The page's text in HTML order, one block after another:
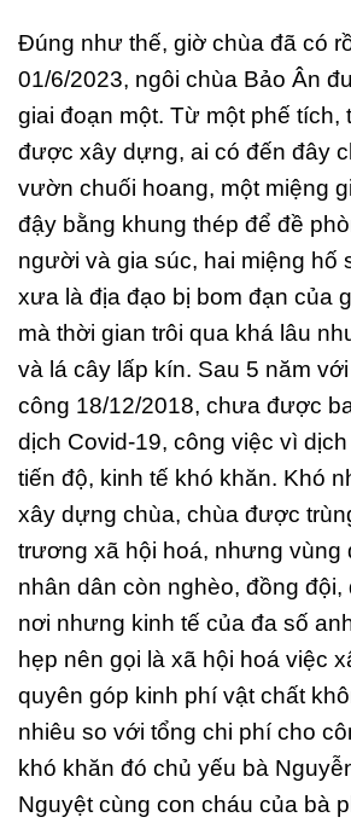
Đúng như thế, giờ chùa đã có
01/6/2023, ngôi chùa Bảo Ân
giai đoạn một. Từ một phế tích,
được xây dựng, ai có đến đây
vườn chuối hoang, một miệng
đậy bằng khung thép để đề
người và gia súc, hai miệng hố
xưa là địa đạo bị bom đạn của
mà thời gian trôi qua khá lâu
và lá cây lấp kín. Sau 5 năm
công 18/12/2018, chưa được
dịch Covid-19, công việc vì
tiến độ, kinh tế khó khăn. Khó
xây dựng chùa, chùa được
trương xã hội hoá, nhưng vùng
nhân dân còn nghèo, đồng
nơi nhưng kinh tế của đa số
hẹp nên gọi là xã hội hoá việc
quyên góp kinh phí vật chất
nhiêu so với tổng chi phí cho
khó khăn đó chủ yếu bà
Nguyệt cùng con cháu của bà